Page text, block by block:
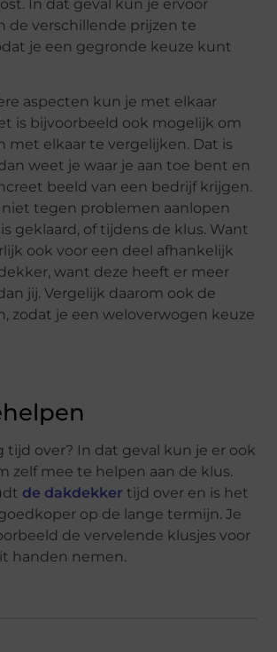
In dat geval kun je ervoor
de verschillende prijzen te
je een gegronde keuze kunt
aspecten kun je met elkaar
is bijvoorbeeld ook mogelijk om
met elkaar te vergelijken. Dat is
weet je waar je aan toe bent en
beeld van een bedrijf krijgen.
tegen problemen aanlopen
geklaard, of tijdens de klus. Want
ook voor een deel afhankelijk
want deze heeft er meer
jij. Vergelijk daarom ook de
zodat je een weloverwogen keuze
tijd over? In dat geval kun je er ook
zelf mee te helpen aan de klus.
de dakdekker tijd over en is het
op de lange termijn. Je
de vervelende klusjes voor
handen nemen.